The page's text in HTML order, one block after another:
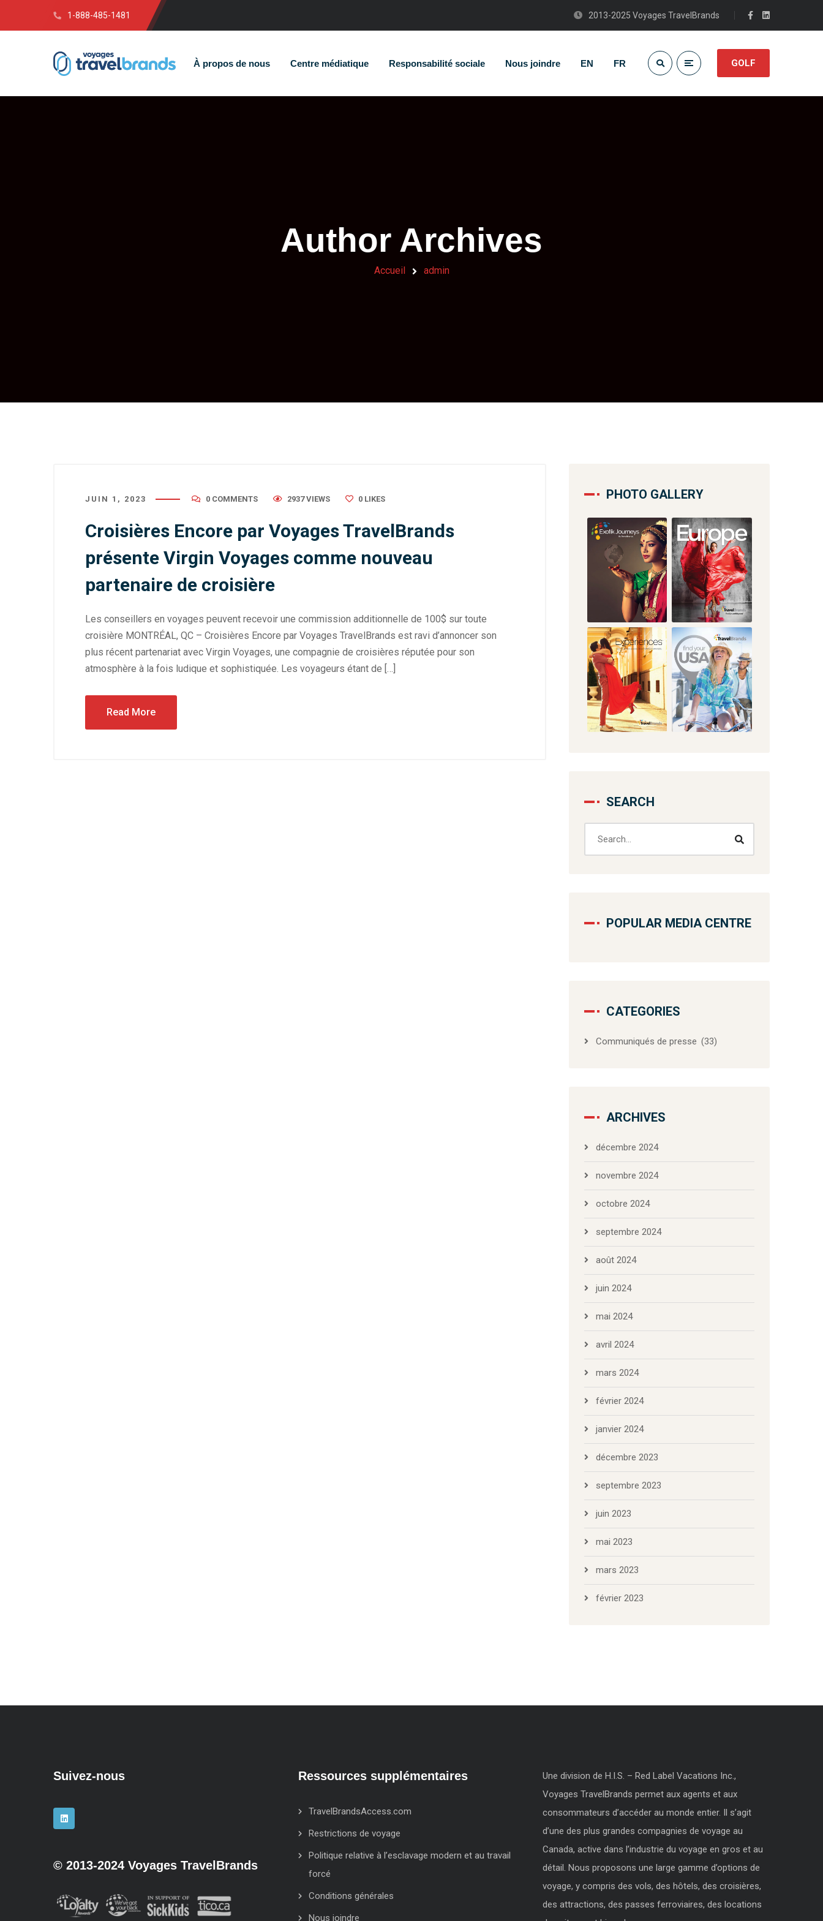
1-888-485-1481 2013-2025 Voyages TravelBrands
GOLF
À propos de nous Centre médiatique Responsabilité sociale Nous joindre EN FR
Author Archives
Accueil admin
JUIN 1, 2023 0 COMMENTS 2937 VIEWS 0 LIKES
Croisières Encore par Voyages TravelBrands
présente Virgin Voyages comme nouveau
partenaire de croisière
Les conseillers en voyages peuvent recevoir une commission additionnelle de 100$ sur toute
croisière MONTRÉAL, QC – Croisières Encore par Voyages TravelBrands est ravi d’annoncer son
plus récent partenariat avec Virgin Voyages, une compagnie de croisières réputée pour son
atmosphère à la fois ludique et sophistiquée. Les voyageurs étant de […]
Read More
PHOTO GALLERY
SEARCH
POPULAR MEDIA CENTRE
CATEGORIES
Communiqués de presse (33)
ARCHIVES
décembre 2024
novembre 2024
octobre 2024
septembre 2024
août 2024
juin 2024
mai 2024
avril 2024
mars 2024
février 2024
janvier 2024
décembre 2023
septembre 2023
juin 2023
mai 2023
mars 2023
février 2023
Suivez-nous
© 2013-2024 Voyages TravelBrands
Ressources supplémentaires
TravelBrandsAccess.com
Restrictions de voyage
Politique relative à l’esclavage modern et au travail
forcé
Conditions générales
Nous joindre
Une division de H.I.S. – Red Label Vacations Inc.,
Voyages TravelBrands permet aux agents et aux
consommateurs d’accéder au monde entier. Il s’agit
d’une des plus grandes compagnies de voyage au
Canada, active dans l’industrie du voyage en gros et au
détail. Nous proposons une large gamme d’options de
voyage, y compris des vols, des hôtels, des croisières,
des attractions, des passes ferroviaires, des locations